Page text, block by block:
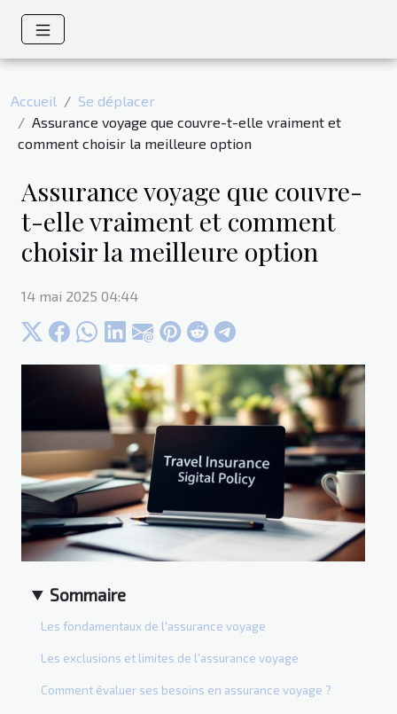
Accueil
Se déplacer
Assurance voyage que couvre-t-elle vraiment et
comment choisir la meilleure option
Assurance voyage que couvre-
t-elle vraiment et comment
choisir la meilleure option
14 mai 2025 04:44
Sommaire
Les fondamentaux de l'assurance voyage
Les exclusions et limites de l'assurance voyage
Comment évaluer ses besoins en assurance voyage ?